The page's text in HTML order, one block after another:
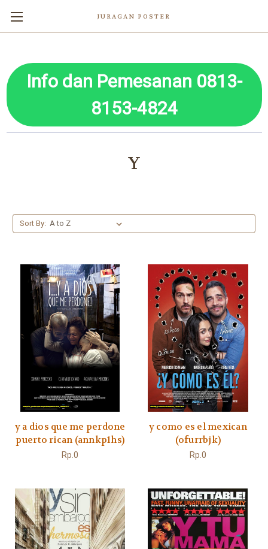
JURAGAN POSTER
Info dan Pemesanan 0813-
8153-4824
Y
Sort By:
y a dios que me perdone
puerto rican (annkp1hs)
Rp.0
y como es el mexican
(ofurrbjk)
Rp.0